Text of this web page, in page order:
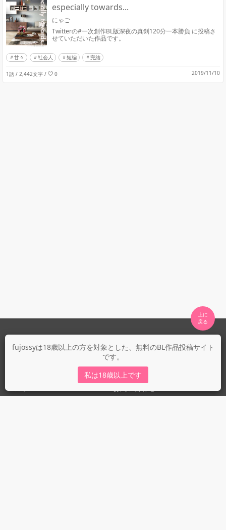
fujossyは18歳以上の方を対象とした、無料のBL作品投稿サイト
です。
私は18歳以上です
especially towards...
にゃご
Twitterの#一次創作BL版深夜の真剣120分一本勝負 に投稿さ
せていただいた作品です。
甘々 社会人 短編 完結
1話 / 2,442文字 / 0 2019/11/10
上に
fujossyについて
fujossy運営ブログ